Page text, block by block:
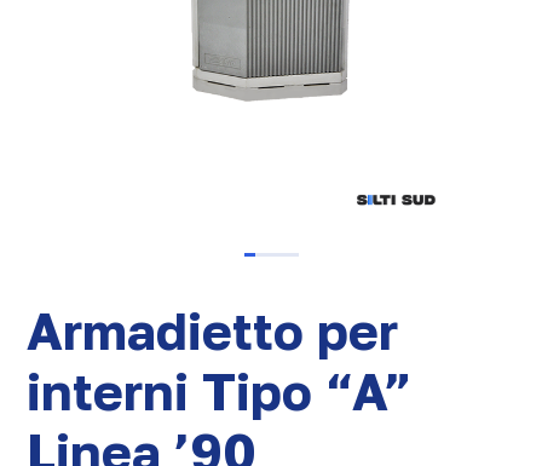
Armadietto per
interni Tipo “A”
Linea ’90